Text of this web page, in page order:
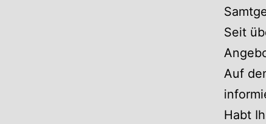
Seit
Auf
Habt